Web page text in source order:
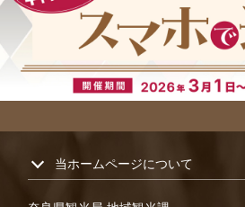
当ホームページについて